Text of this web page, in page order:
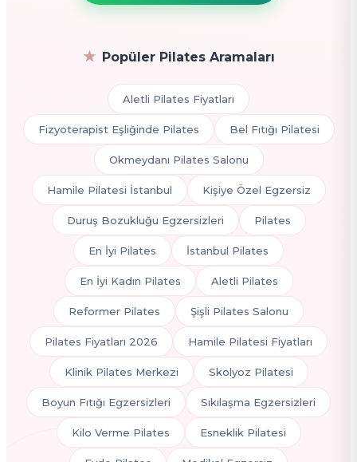
Popüler Pilates Aramaları
Aletli Pilates Fiyatları
Fizyoterapist Eşliğinde Pilates Bel Fıtığı Pilatesi
Okmeydanı Pilates Salonu
Hamile Pilatesi İstanbul Kişiye Özel Egzersiz
Duruş Bozukluğu Egzersizleri Pilates
En İyi Pilates İstanbul Pilates
En İyi Kadın Pilates Aletli Pilates
Reformer Pilates Şişli Pilates Salonu
Pilates Fiyatları 2026 Hamile Pilatesi Fiyatları
Klinik Pilates Merkezi Skolyoz Pilatesi
Boyun Fıtığı Egzersizleri Sıkılaşma Egzersizleri
Kilo Verme Pilates Esneklik Pilatesi